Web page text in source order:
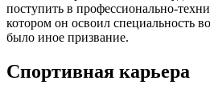
поступить в профессионально-
котором он освоил специальность
было иное призвание.
Спортивная карьера